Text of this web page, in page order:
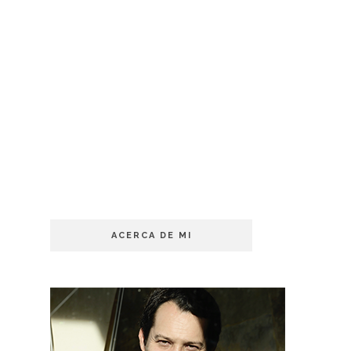
ACERCA DE MI